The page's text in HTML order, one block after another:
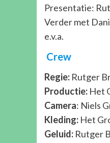
Presentatie:
Verder met
e.v.a.
Crew
Regie: Rutger
Productie: Het
Camera: Niels
Kleding: Het
Geluid: Rutger